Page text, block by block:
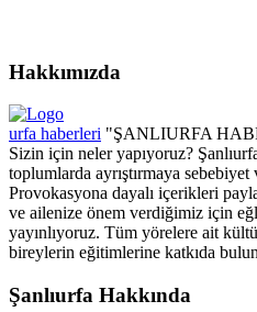
Hakkımızda
urfa haberleri "ŞANLIURFA
Sizin için neler yapıyoruz?
toplumlarda ayrıştırmaya sebebiyet
Provokasyona dayalı içerikleri
ve ailenize önem verdiğimiz için
yayınlıyoruz. Tüm yörelere ait
bireylerin eğitimlerine katkıda
Şanlıurfa Hakkında